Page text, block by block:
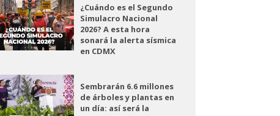
¿Cuándo es el Segundo
Simulacro Nacional
2026? A esta hora
sonará la alerta sísmica
en CDMX
Sembrarán 6.6 millones
de árboles y plantas en
un día: así será la